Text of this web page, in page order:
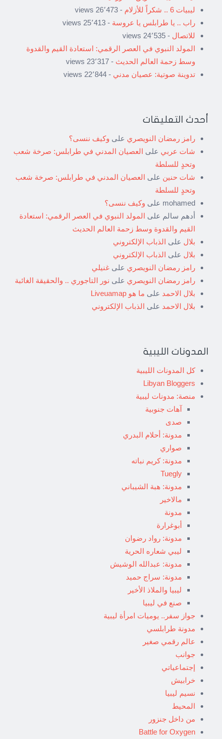
ليبيات 6 .. شكراً للأزلام
- 26٬473 views
راب .. يا طرابلس يا عروسة - 25٬413 views
للاتصال - 24٬535 views
المولد النبوي في العصر الرقمي: استعادة القيم والقدوة
وسط زحمة العالم الحديث - 23٬317 views
تدوينة صوتية: عصيان مدني - 22٬844 views
أحدث التعليقات
رامز رمضان النويصري على وكيف ننسى؟
شات عربي على العصيان المدني في طرابلس: صرخة شعب
وتحدٍ للسلطة
شات حنين على العصيان المدني في طرابلس: صرخة شعب
وتحدٍ للسلطة
mohamed على وكيف ننسى؟
أدهم سالم على المولد النبوي في العصر الرقمي: استعادة
القيم والقدوة وسط زحمة العالم الحديث
بلال على الذباب الإلكتروني
بلال على الذباب الإلكتروني
رامز رمضان النويصري على غنيلي
رامز رمضان النويصري على نور التاجوري .. والحقيقة الغائبة
بلال الاحمد على ما هو Liveuamap
بلال الاحمد على الذباب الإلكتروني
المدونات الليبية
كل المدونات الليبية
Libyan Bloggers
منصة: مدونات ليبية
آهات جنوبية
صدى
مدونة: أحلام البدري
صواري
مدونة: كريم نباته
Tuegly
مدونة: هبة الشيباني
مالاخير
مدونة
أبوغرارة
مدونة: رواد رضوان
ليبي شعاره الحرية
مدونة: عبدالله الوشيش
مدونة: سراج حميد
ليبيا والملاذ الأخير
صنع في ليبيا
جواز سفر.. يوميات امرأة ليبية
مدونة طرابلسي
عالم رقمي صغير
جوانب
إجتماعياتي
خرابيش
نسيم ليبيا
المحيط
من داخل جنزور
Battle for Oxygen